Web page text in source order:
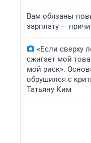
Вам обязаны
зарплату —
«Если сверху
сжигает мой
мой риск».
обрушился с
Татьяну Ким